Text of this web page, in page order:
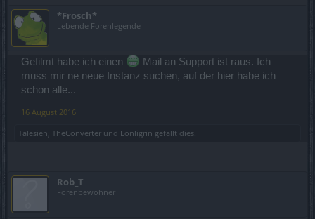
*Frosch*
Lebende Forenlegende
Gefilmt habe ich einen
Mail an Support ist raus. Ich
muss mir ne neue Instanz suchen, auf der hier habe ich
schon alle...
16 August 2016
Talesien, TheConverter und Lonligrin gefällt dies.
Rob_T
Forenbewohner